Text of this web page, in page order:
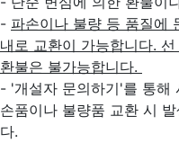
- 파손이나 불량 등 품질에
내로 교환이 가능합니다.
환불은 불가능합니다.
- '개설자 문의하기'를 통해
손품이나 불량품 교환 시
다.